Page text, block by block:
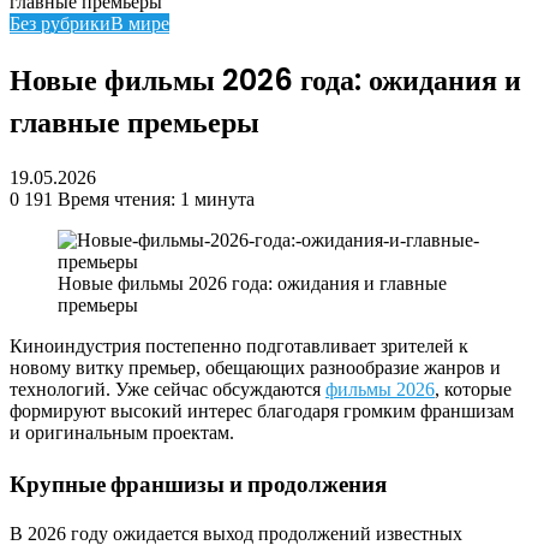
Без рубрикиВ мире
Новые фильмы 2026 года: ожидания и
главные премьеры
19.05.2026
0 191 Время чтения: 1 минута
Новые фильмы 2026 года: ожидания и главные
премьеры
Киноиндустрия постепенно подготавливает зрителей к
новому витку премьер, обещающих разнообразие жанров и
технологий. Уже сейчас обсуждаются фильмы 2026, которые
формируют высокий интерес благодаря громким франшизам
и оригинальным проектам.
Крупные франшизы и продолжения
В 2026 году ожидается выход продолжений известных